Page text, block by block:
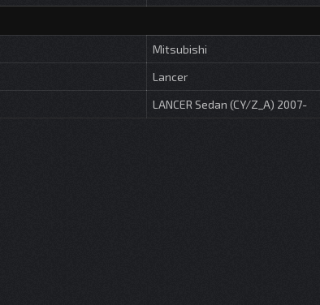
Mitsubishi
Lancer
LANCER Sedan (CY/Z_A) 2007-